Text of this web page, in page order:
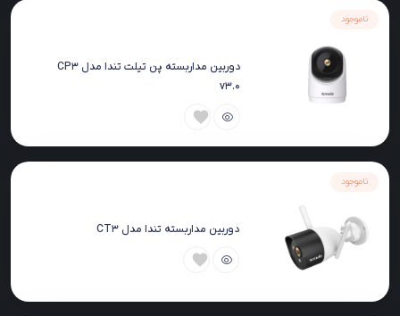
ناموجود
دوربین مداربسته پن تیلت تندا مدل CP3
v3.0
ناموجود
دوربین مداربسته تندا مدل CT3